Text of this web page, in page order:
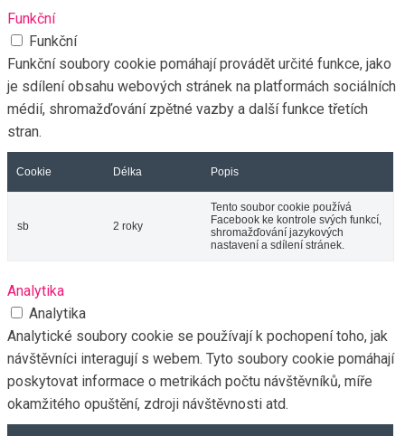
Funkční
Funkční
Funkční soubory cookie pomáhají provádět určité funkce, jako
je sdílení obsahu webových stránek na platformách sociálních
médií, shromažďování zpětné vazby a další funkce třetích
stran.
Cookie Délka Popis
sb 2 roky
Tento soubor cookie používá
Facebook ke kontrole svých funkcí,
shromažďování jazykových
nastavení a sdílení stránek.
Analytika
Analytika
Analytické soubory cookie se používají k pochopení toho, jak
návštěvníci interagují s webem. Tyto soubory cookie pomáhají
poskytovat informace o metrikách počtu návštěvníků, míře
okamžitého opuštění, zdroji návštěvnosti atd.